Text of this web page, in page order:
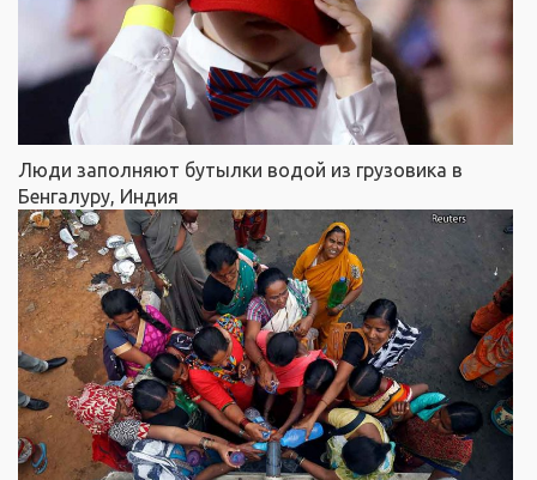
Люди заполняют бутылки водой из грузовика в
Бенгалуру, Индия